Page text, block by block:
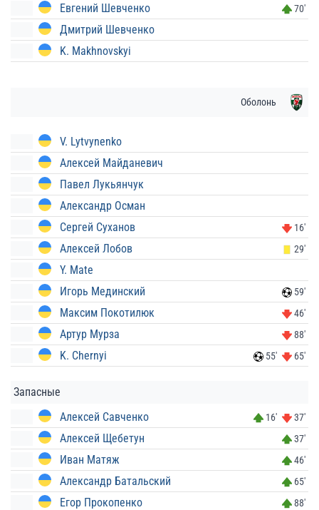
Евгений Шевченко 70'
Дмитрий Шевченко
K. Makhnovskyi
Оболонь
V. Lytvynenko
Алексей Майданевич
Павел Лукьянчук
Александр Осман
Сергей Суханов
16'
Алексей Лобов 29'
Y. Mate
Игорь Мединский
59'
Максим Покотилюк 46'
Артур Мурза 88'
K. Chernyi 55' 65'
Запасные
Алексей Савченко
16' 37'
Алексей Щебетун 37'
Иван Матяж 46'
Александр Батальский 65'
Егор Прокопенко 88'